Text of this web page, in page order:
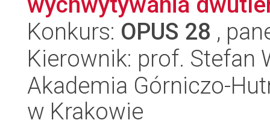
Konkurs: OPUS 28 ,
Kierownik: prof. Stefan
Akademia Górniczo-
w Krakowie